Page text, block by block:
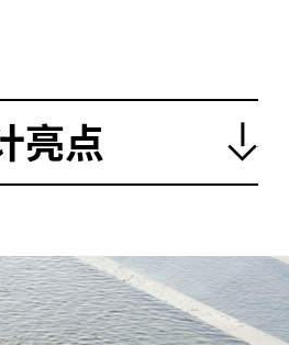
亮点
保留现状植被与结构，维护本
使用本地石材、竹、木、夯土